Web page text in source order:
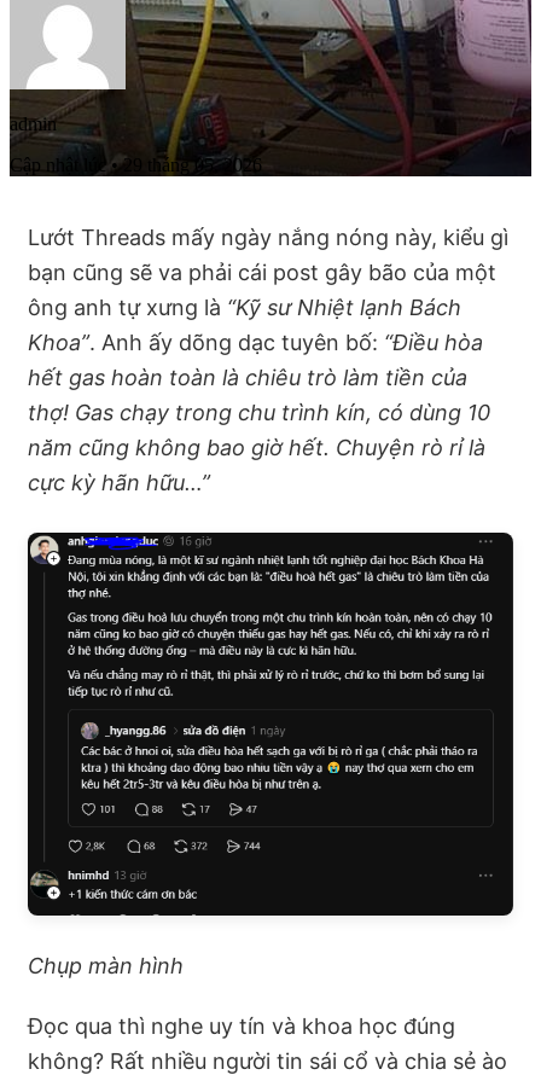
admin
Cập nhật lúc • 29 tháng 05, 2026
Lướt Threads mấy ngày nắng nóng này, kiểu gì
bạn cũng sẽ va phải cái post gây bão của một
ông anh tự xưng là “Kỹ sư Nhiệt lạnh Bách
Khoa”. Anh ấy dõng dạc tuyên bố: “Điều hòa
hết gas hoàn toàn là chiêu trò làm tiền của
thợ! Gas chạy trong chu trình kín, có dùng 10
năm cũng không bao giờ hết. Chuyện rò rỉ là
cực kỳ hãn hữu…”
Chụp màn hình
Đọc qua thì nghe uy tín và khoa học đúng
không? Rất nhiều người tin sái cổ và chia sẻ ào